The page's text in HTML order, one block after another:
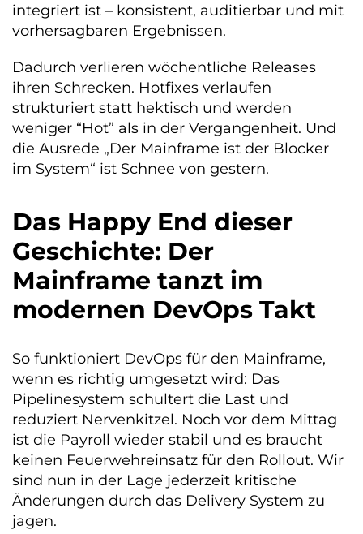
integriert ist – konsistent, auditierbar und mit
vorhersagbaren Ergebnissen.
Dadurch verlieren wöchentliche Releases
ihren Schrecken. Hotfixes verlaufen
strukturiert statt hektisch und werden
weniger “Hot” als in der Vergangenheit. Und
die Ausrede „Der Mainframe ist der Blocker
im System“ ist Schnee von gestern.
Das Happy End dieser
Geschichte: Der
Mainframe tanzt im
modernen DevOps Takt
So funktioniert DevOps für den Mainframe,
wenn es richtig umgesetzt wird: Das
Pipelinesystem schultert die Last und
reduziert Nervenkitzel. Noch vor dem Mittag
ist die Payroll wieder stabil und es braucht
keinen Feuerwehreinsatz für den Rollout. Wir
sind nun in der Lage jederzeit kritische
Änderungen durch das Delivery System zu
jagen.